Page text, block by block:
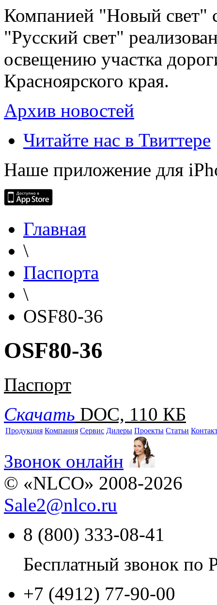
Компанией "Новый свет"
"Русский свет"
освещению участка
Красноярского края.
Архив новостей
Читайте нас в Твиттере
Наше приложение для
Главная
\
Паспорта
\
OSF80-36
OSF80-36
Паспорт
Скачать DOC, 110 КБ
Продукция Компания Сервис Дилеры Проекты Статьи
Звонок онлайн
© «NLCO» 2008-2026
Sale2@nlco.ru
8 (800) 333-08-41
Бесплатный звонок по
+7 (4912) 77-90-00